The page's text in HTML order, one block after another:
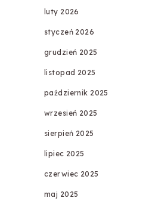
luty 2026
styczeń 2026
grudzień 2025
listopad 2025
październik 2025
wrzesień 2025
sierpień 2025
lipiec 2025
czerwiec 2025
maj 2025